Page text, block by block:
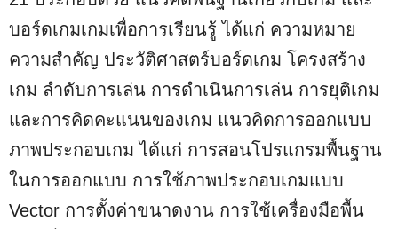
บอร์ดเกมเกมเพื่อการเรียนรู้ ได้แก่ ความหมาย
ความสำคัญ ประวัติศาสตร์บอร์ดเกม โครงสร้าง
เกม ลำดับการเล่น การดำเนินการเล่น การยุติเกม
และการคิดคะแนนของเกม แนวคิดการออกแบบ
ภาพประกอบเกม ได้แก่ การสอนโปรแกรมพื้นฐาน
ในการออกแบบ การใช้ภาพประกอบเกมแบบ
Vector การตั้งค่าขนาดงาน การใช้เครื่องมือพื้น